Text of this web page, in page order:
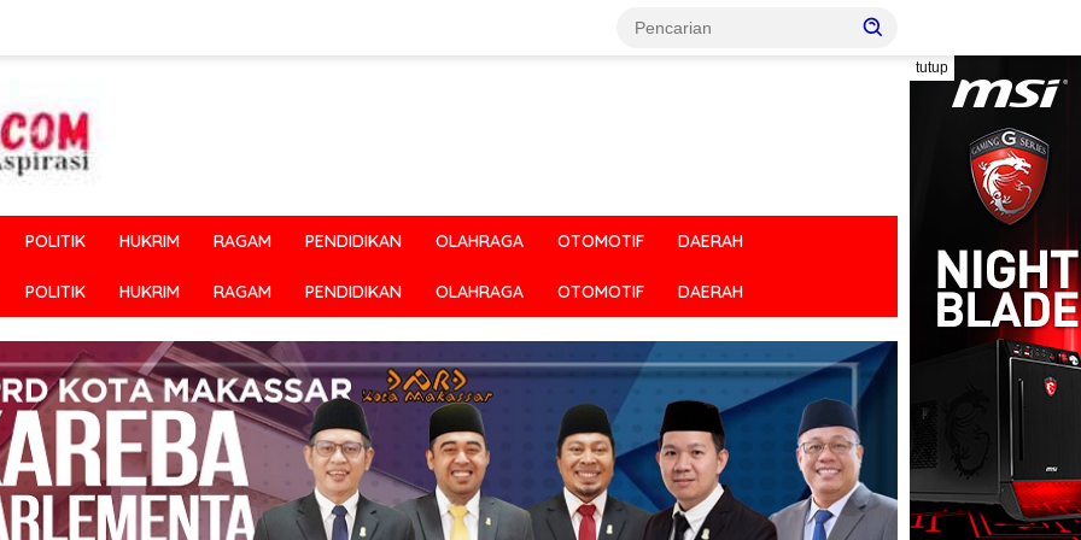
tutup
POLITIK HUKRIM RAGAM PENDIDIKAN OLAHRAGA OTOMOTIF DAERAH
POLITIK HUKRIM RAGAM PENDIDIKAN OLAHRAGA OTOMOTIF DAERAH